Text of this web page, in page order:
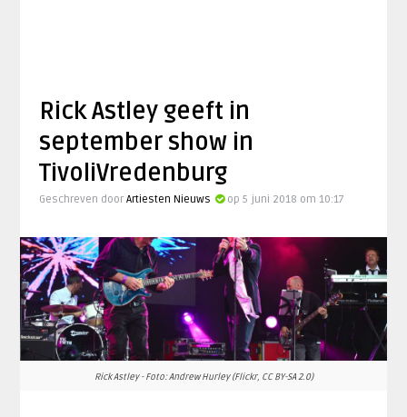
Rick Astley geeft in
september show in
TivoliVredenburg
Geschreven door Artiesten Nieuws op 5 juni 2018 om 10:17
Rick Astley - Foto: Andrew Hurley (Flickr, CC BY-SA 2.0)